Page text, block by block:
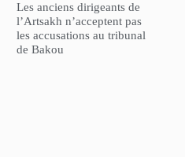
Les anciens dirigeants de
l’Artsakh n’acceptent pas
les accusations au tribunal
de Bakou